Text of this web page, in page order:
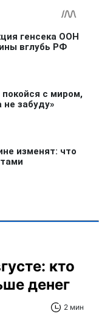
кто
денег
2 мин